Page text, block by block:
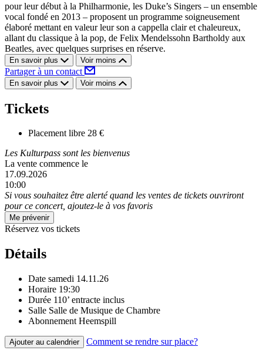
pour leur début à la Philharmonie, les Duke’s Singers – un ensemble
vocal fondé en 2013 – proposent un programme soigneusement
élaboré mettant en valeur leur son a cappella clair et chaleureux,
allant du classique à la pop, de Felix Mendelssohn Bartholdy aux
Beatles, avec quelques surprises en réserve.
En savoir plus Voir moins
Partager à un contact
En savoir plus Voir moins
Tickets
Placement libre 28 €
Les Kulturpass sont les bienvenus
La vente commence le
17.09.2026
10:00
Si vous souhaitez être alerté quand les ventes de tickets ouvriront
pour ce concert, ajoutez-le à vos favoris
Me prévenir
Réservez vos tickets
Détails
Date samedi 14.11.26
Horaire 19:30
Durée 110’ entracte inclus
Salle Salle de Musique de Chambre
Abonnement Heemspill
Ajouter au calendrier Comment se rendre sur place?